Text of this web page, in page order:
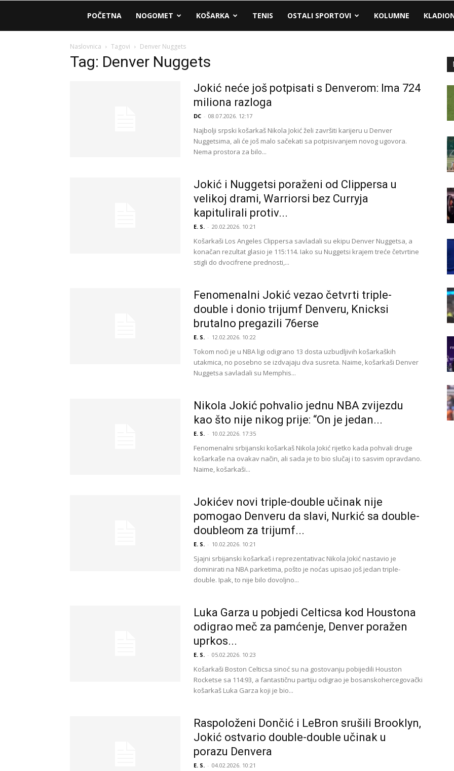
AM
Sport
POČETNA NOGOMET KOŠARKA TENIS OSTALI SPORTOVI KOLUMNE
Naslovnica Tagovi Denver Nuggets
Tag: Denver Nuggets
Jokić neće još potpisati s Denverom: Ima 724
miliona razloga
DC - 08.07.2026. 12:17
Najbolji srpski košarkaš Nikola Jokić želi završiti karijeru u Denver
Nuggetsima, ali će još malo sačekati sa potpisivanjem novog ugovora.
Nema prostora za bilo...
Jokić i Nuggetsi poraženi od Clippersa u
velikoj drami, Warriorsi bez Curryja
kapitulirali protiv...
E. S. - 20.02.2026. 10:21
Košarkaši Los Angeles Clippersa savladali su ekipu Denver Nuggetsa, a
konačan rezultat glasio je 115:114. Iako su Nuggetsi krajem treće četvrtine
stigli do dvocifrene prednosti,...
Fenomenalni Jokić vezao četvrti triple-
double i donio trijumf Denveru, Knicksi
brutalno pregazili 76erse
E. S. - 12.02.2026. 10:22
Tokom noći je u NBA ligi odigrano 13 dosta uzbudljivih košarkaških
utakmica, no posebno se izdvajaju dva susreta. Naime, košarkaši Denver
Nuggetsa savladali su Memphis...
Nikola Jokić pohvalio jednu NBA zvijezdu
kao što nije nikog prije: “On je jedan...
E. S. - 10.02.2026. 17:35
Fenomenalni srbijanski košarkaš Nikola Jokić rijetko kada pohvali druge
košarkaše na ovakav način, ali sada je to bio slučaj i to sasvim opravdano.
Naime, košarkaši...
Jokićev novi triple-double učinak nije
pomogao Denveru da slavi, Nurkić sa double-
doubleom za trijumf...
E. S. - 10.02.2026. 10:21
Sjajni srbijanski košarkaš i reprezentativac Nikola Jokić nastavio je
dominirati na NBA parketima, pošto je noćas upisao još jedan triple-
double. Ipak, to nije bilo dovoljno...
Luka Garza u pobjedi Celticsa kod Houstona
odigrao meč za pamćenje, Denver poražen
uprkos...
E. S. - 05.02.2026. 10:23
Košarkaši Boston Celticsa sinoć su na gostovanju pobijedili Houston
Rocketse sa 114:93, a fantastičnu partiju odigrao je bosanskohercegovački
košarkaš Luka Garza koji je bio...
Raspoloženi Dončić i LeBron srušili Brooklyn,
Jokić ostvario double-double učinak u
porazu Denvera
E. S. - 04.02.2026. 10:21